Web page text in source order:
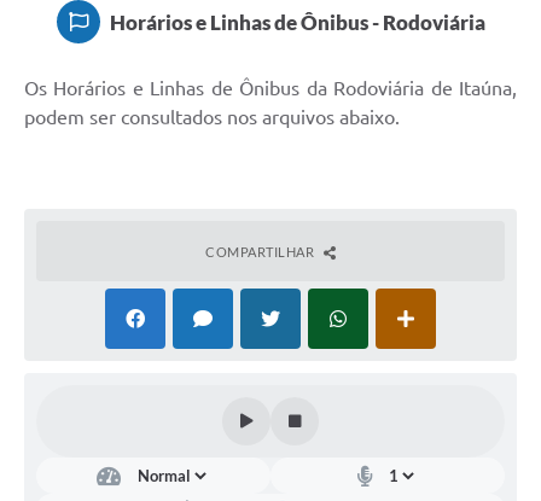
Horários e Linhas de Ônibus - Rodoviária
Os Horários e Linhas de Ônibus da Rodoviária de Itaúna,
podem ser consultados nos arquivos abaixo.
COMPARTILHAR